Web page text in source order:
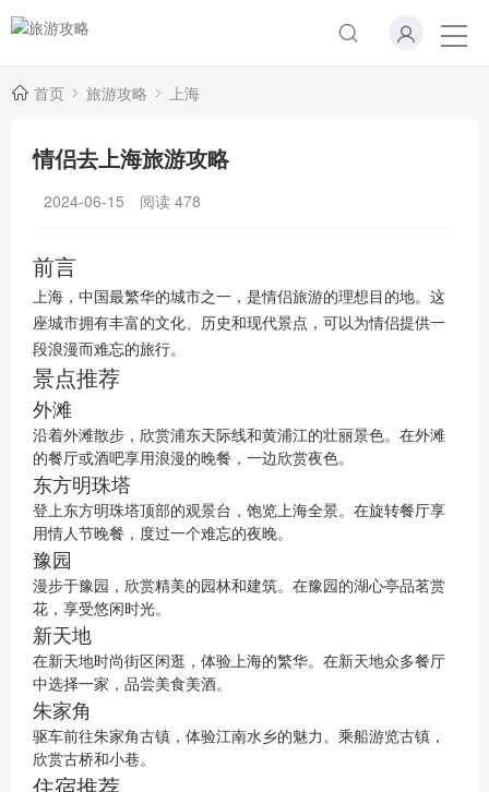
首页 旅游攻略 上海
情侣去上海旅游攻略
2024-06-15 阅读 478
前言
上海，中国最繁华的城市之一，是情侣旅游的理想目的地。这
座城市拥有丰富的文化、历史和现代景点，可以为情侣提供一
段浪漫而难忘的旅行。
景点推荐
外滩
沿着外滩散步，欣赏浦东天际线和黄浦江的壮丽景色。在外滩
的餐厅或酒吧享用浪漫的晚餐，一边欣赏夜色。
东方明珠塔
登上东方明珠塔顶部的观景台，饱览上海全景。在旋转餐厅享
用情人节晚餐，度过一个难忘的夜晚。
豫园
漫步于豫园，欣赏精美的园林和建筑。在豫园的湖心亭品茗赏
花，享受悠闲时光。
新天地
在新天地时尚街区闲逛，体验上海的繁华。在新天地众多餐厅
中选择一家，品尝美食美酒。
朱家角
驱车前往朱家角古镇，体验江南水乡的魅力。乘船游览古镇，
欣赏古桥和小巷。